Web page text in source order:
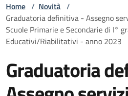
Home / Novità /
Graduatoria definitiva - Assegno
Scuole Primarie e Secondarie di I°
Educativi/Riabilitativi - anno 2023
Graduatoria